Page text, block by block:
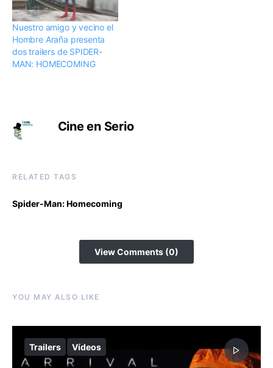
Nuestro amigo y vecino el
Hombre Araña presenta
dos trailers de SPIDER-
MAN: HOMECOMING
Cine en Serio
RELATED TAGS
Spider-Man: Homecoming
View Comments (0)
YOU MAY ALSO LIKE
Trailers Vídeos